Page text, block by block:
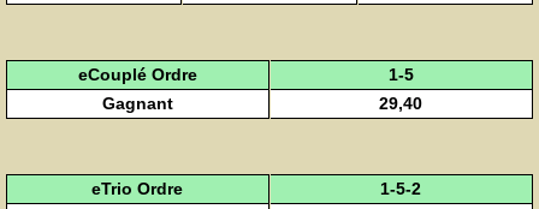
eCouplé Ordre
1-5
Gagnant
29,40
eTrio Ordre
1-5-2